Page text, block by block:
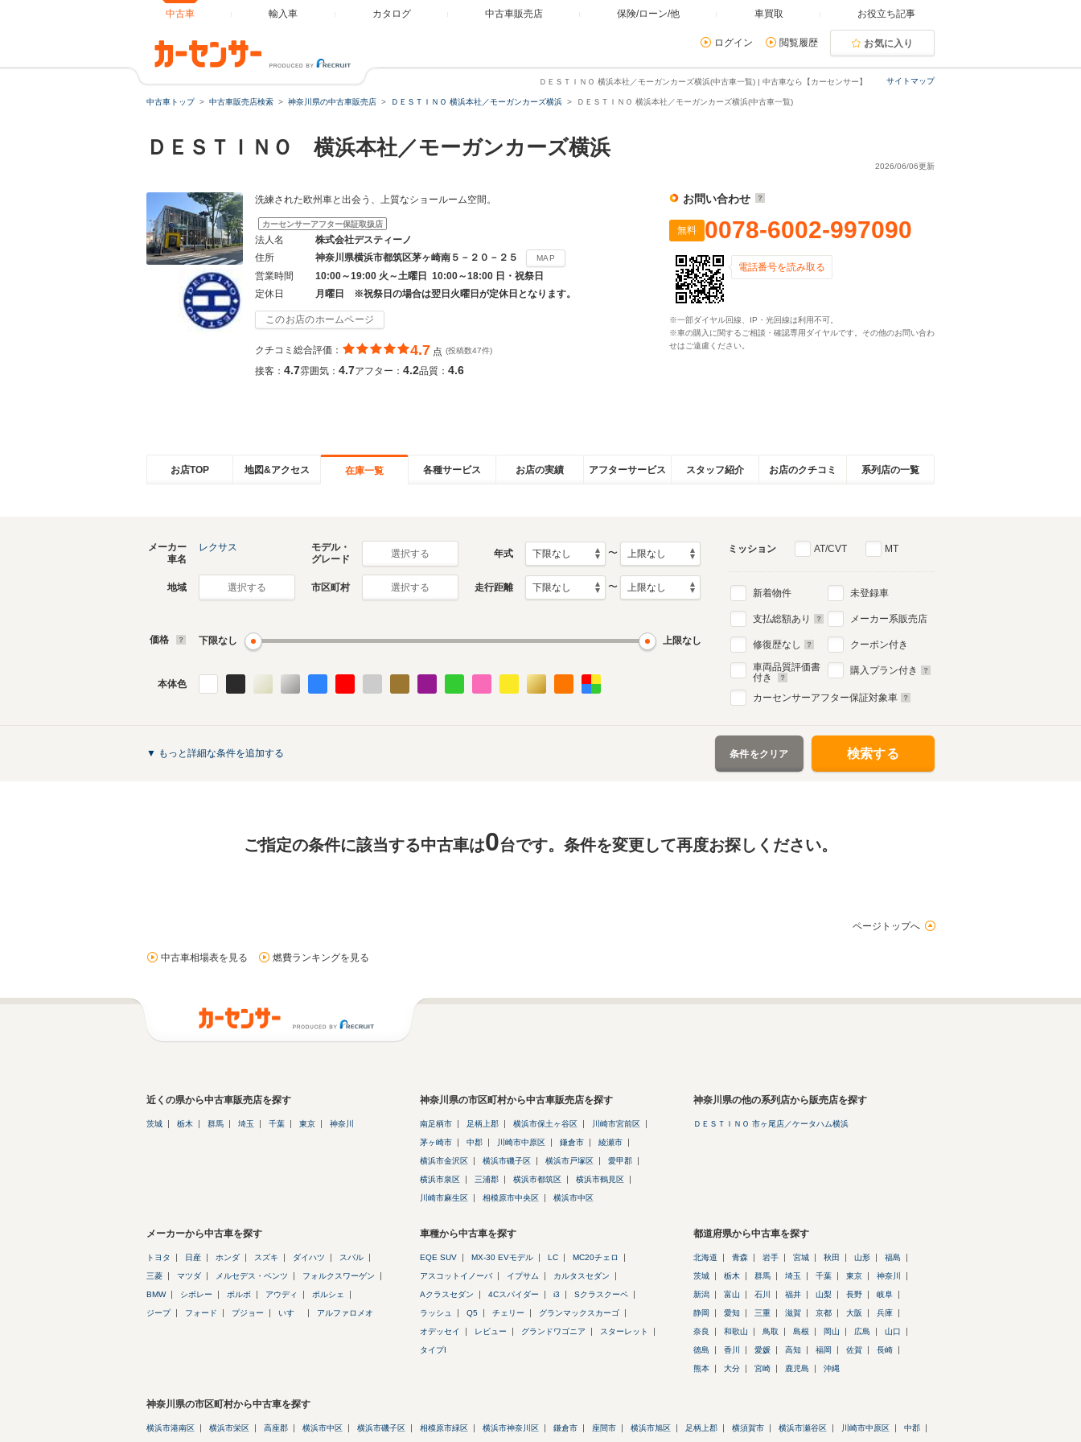
中古車 輸入車 カタログ 中古車販売店 保険/ローン/他 車買取 お役立ち記事
ログイン 閲覧履歴 お気に入り
サイトマップ
ＤＥＳＴＩＮＯ 横浜本社／モーガンカーズ横浜(中古車一覧) | 中古車なら【カーセンサー】
中古車トップ 中古車販売店検索 神奈川県の中古車販売店 ＤＥＳＴＩＮＯ 横浜本社／モーガンカーズ横浜 ＤＥＳＴＩＮＯ 横浜本社／モーガンカーズ横浜(中古車一覧)
ＤＥＳＴＩＮＯ 横浜本社／モーガンカーズ横浜
2026/06/06更新
洗練された欧州車と出会う、上質なショールーム空間。
カーセンサーアフター保証取扱店
法人名
株式会社デスティーノ
住所
神奈川県横浜市都筑区茅ヶ崎南５－２０－２５ MAP
営業時間
10:00～19:00 火～土曜日 10:00～18:00 日・祝祭日
定休日
月曜日 ※祝祭日の場合は翌日火曜日が定休日となります。
このお店のホームページ
クチコミ総合評価： 4.7 点 (投稿数47件)
接客： 4.7雰囲気： 4.7アフター： 4.2品質： 4.6
お問い合わせ
無料 0078-6002-997090
電話番号を読み取る
※一部ダイヤル回線、IP・光回線は利用不可。
※車の購入に関するご相談・確認専用ダイヤルです。その他のお問い合わ
せはご遠慮ください。
お店TOP 地図&アクセス 在庫一覧 各種サービス お店の実績 アフターサービス スタッフ紹介 お店のクチコミ 系列店の一覧
メーカー
車名
レクサス
モデル・
グレード
選択する 年式 〜
地域 選択する 市区町村 選択する 走行距離 〜
価格 下限なし 上限なし
本体色
ミッション AT/CVT MT
新着物件
支払総額あり
修復歴なし
車両品質評価書
付き
未登録車
メーカー系販売店
クーポン付き
購入プラン付き
カーセンサーアフター保証対象車
▼ もっと詳細な条件を追加する 条件をクリア 検索する
ご指定の条件に該当する中古車は0台です。条件を変更して再度お探しください。
ページトップへ
中古車相場表を見る 燃費ランキングを見る
近くの県から中古車販売店を探す
茨城 栃木 群馬 埼玉 千葉 東京 神奈川
神奈川県の市区町村から中古車販売店を探す
南足柄市 足柄上郡 横浜市保土ヶ谷区 川崎市宮前区
茅ヶ崎市 中郡 川崎市中原区 鎌倉市 綾瀬市
横浜市金沢区 横浜市磯子区 横浜市戸塚区 愛甲郡
横浜市泉区 三浦郡 横浜市都筑区 横浜市鶴見区
川崎市麻生区 相模原市中央区 横浜市中区
神奈川県の他の系列店から販売店を探す
ＤＥＳＴＩＮＯ 市ヶ尾店／ケータハム横浜
メーカーから中古車を探す
トヨタ 日産 ホンダ スズキ ダイハツ スバル
三菱 マツダ メルセデス・ベンツ フォルクスワーゲン
BMW シボレー ボルボ アウディ ポルシェ
ジープ フォード プジョー いすゞ アルファロメオ
車種から中古車を探す
EQE SUV MX-30 EVモデル LC MC20チェロ
アスコットイノーバ イプサム カルタスセダン
Aクラスセダン 4Cスパイダー i3 Sクラスクーペ
ラッシュ Q5 チェリー グランマックスカーゴ
オデッセイ レビュー グランドワゴニア スターレット
タイプI
都道府県から中古車を探す
北海道 青森 岩手 宮城 秋田 山形 福島
茨城 栃木 群馬 埼玉 千葉 東京 神奈川
新潟 富山 石川 福井 山梨 長野 岐阜
静岡 愛知 三重 滋賀 京都 大阪 兵庫
奈良 和歌山 鳥取 島根 岡山 広島 山口
徳島 香川 愛媛 高知 福岡 佐賀 長崎
熊本 大分 宮崎 鹿児島 沖縄
神奈川県の市区町村から中古車を探す
横浜市港南区 横浜市栄区 高座郡 横浜市中区 横浜市磯子区 相模原市緑区 横浜市神奈川区 鎌倉市 座間市 横浜市旭区 足柄上郡 横須賀市 横浜市瀬谷区 川崎市中原区 中郡